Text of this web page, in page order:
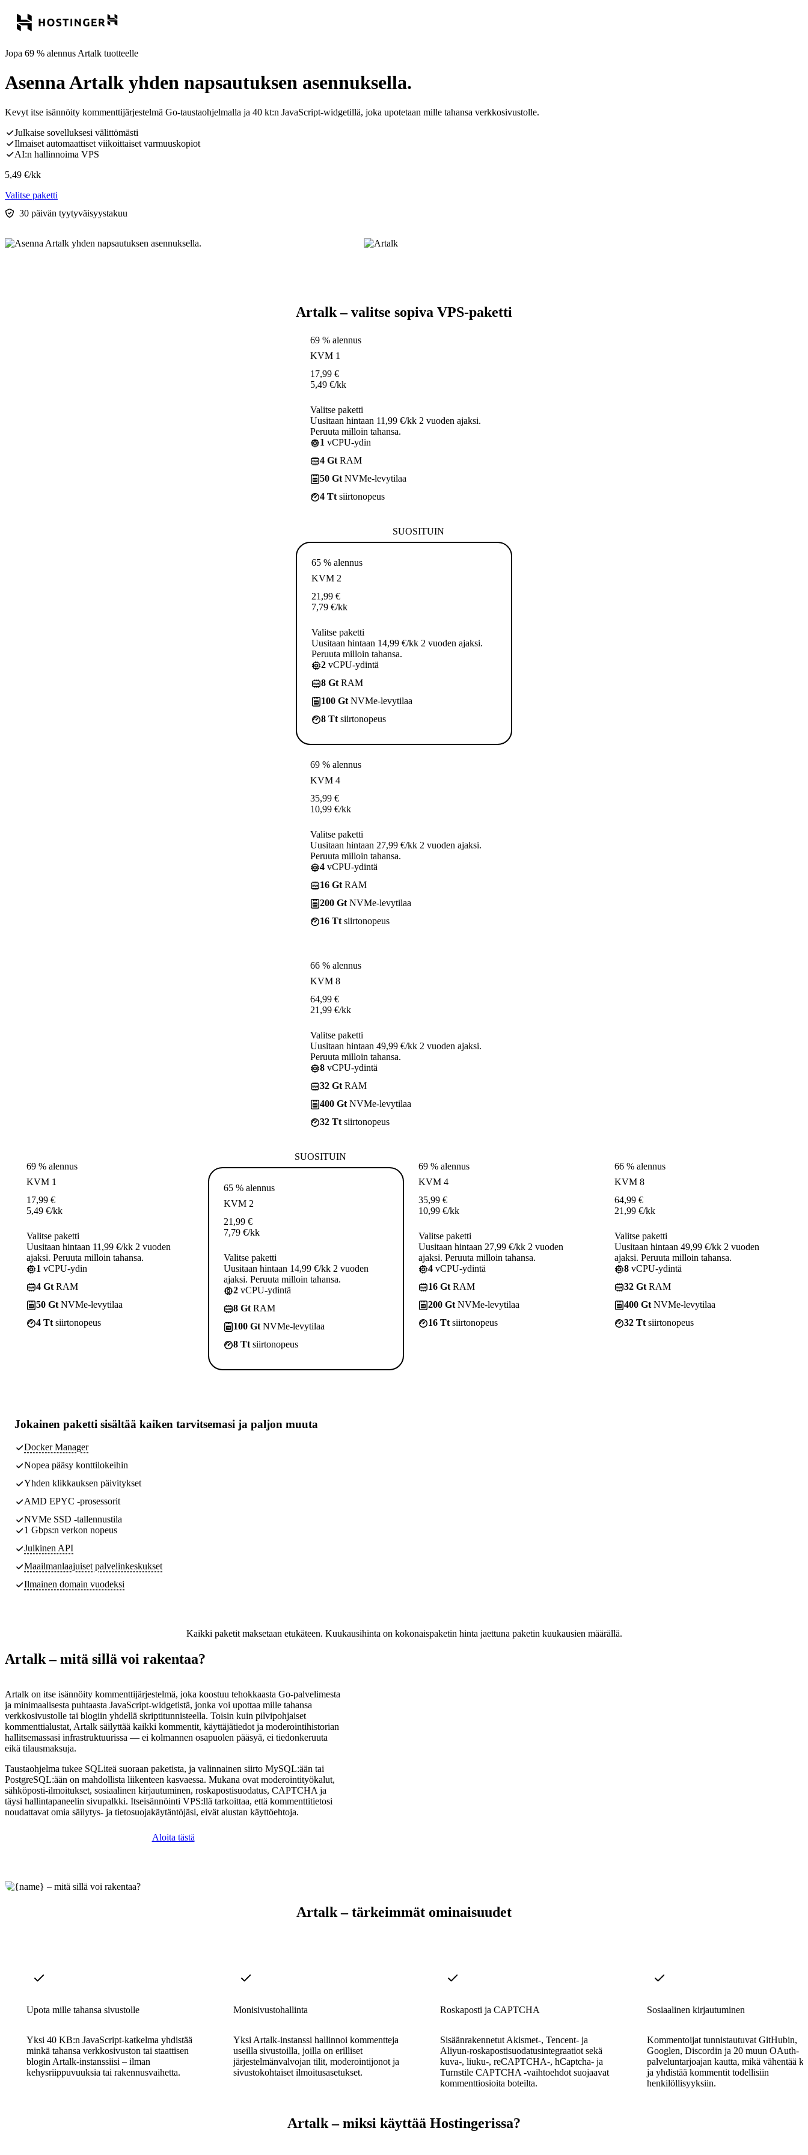
Jopa 69 % alennus Artalk tuotteelle
Asenna Artalk yhden napsautuksen asennuksella.
Kevyt itse isännöity kommenttijärjestelmä Go-taustaohjelmalla ja 40 kt:n JavaScript-widgetillä, joka upotetaan mille tahansa verkkosivustolle.
Julkaise sovelluksesi välittömästi
Ilmaiset automaattiset viikoittaiset varmuuskopiot
AI:n hallinnoima VPS
5,49 €/kk
Valitse paketti
30 päivän tyytyväisyystakuu
Artalk – valitse sopiva VPS-paketti
69 % alennus
KVM 1
17,99 €
5,49 €/kk
Valitse paketti
Uusitaan hintaan 11,99 €/kk 2 vuoden ajaksi.
Peruuta milloin tahansa.
1 vCPU-ydin
4 Gt RAM
50 Gt NVMe-levytilaa
4 Tt siirtonopeus
SUOSITUIN
65 % alennus
KVM 2
21,99 €
7,79 €/kk
Valitse paketti
Uusitaan hintaan 14,99 €/kk 2 vuoden ajaksi.
Peruuta milloin tahansa.
2 vCPU-ydintä
8 Gt RAM
100 Gt NVMe-levytilaa
8 Tt siirtonopeus
69 % alennus
KVM 4
35,99 €
10,99 €/kk
Valitse paketti
Uusitaan hintaan 27,99 €/kk 2 vuoden ajaksi.
Peruuta milloin tahansa.
4 vCPU-ydintä
16 Gt RAM
200 Gt NVMe-levytilaa
16 Tt siirtonopeus
66 % alennus
KVM 8
64,99 €
21,99 €/kk
Valitse paketti
Uusitaan hintaan 49,99 €/kk 2 vuoden ajaksi.
Peruuta milloin tahansa.
8 vCPU-ydintä
32 Gt RAM
400 Gt NVMe-levytilaa
32 Tt siirtonopeus
69 % alennus
KVM 1
17,99 €
5,49 €/kk
Valitse paketti
Uusitaan hintaan 11,99 €/kk 2 vuoden
ajaksi. Peruuta milloin tahansa.
1 vCPU-ydin
4 Gt RAM
50 Gt NVMe-levytilaa
4 Tt siirtonopeus
SUOSITUIN
65 % alennus
KVM 2
21,99 €
7,79 €/kk
Valitse paketti
Uusitaan hintaan 14,99 €/kk 2 vuoden
ajaksi. Peruuta milloin tahansa.
2 vCPU-ydintä
8 Gt RAM
100 Gt NVMe-levytilaa
8 Tt siirtonopeus
69 % alennus
KVM 4
35,99 €
10,99 €/kk
Valitse paketti
Uusitaan hintaan 27,99 €/kk 2 vuoden
ajaksi. Peruuta milloin tahansa.
4 vCPU-ydintä
16 Gt RAM
200 Gt NVMe-levytilaa
16 Tt siirtonopeus
66 % alennus
KVM 8
64,99 €
21,99 €/kk
Valitse paketti
Uusitaan hintaan 49,99 €/kk 2 vuoden
ajaksi. Peruuta milloin tahansa.
8 vCPU-ydintä
32 Gt RAM
400 Gt NVMe-levytilaa
32 Tt siirtonopeus
Jokainen paketti sisältää kaiken tarvitsemasi ja paljon muuta
Docker Manager
Nopea pääsy konttilokeihin
Yhden klikkauksen päivitykset
AMD EPYC -prosessorit
NVMe SSD -tallennustila
1 Gbps:n verkon nopeus
Julkinen API
Maailmanlaajuiset palvelinkeskukset
Ilmainen domain vuodeksi
Kaikki paketit maksetaan etukäteen. Kuukausihinta on kokonaispaketin hinta jaettuna paketin kuukausien määrällä.
Artalk – mitä sillä voi rakentaa?
Artalk on itse isännöity kommenttijärjestelmä, joka koostuu tehokkaasta Go-palvelimesta
ja minimaalisesta puhtaasta JavaScript-widgetistä, jonka voi upottaa mille tahansa
verkkosivustolle tai blogiin yhdellä skriptitunnisteella. Toisin kuin pilvipohjaiset
kommenttialustat, Artalk säilyttää kaikki kommentit, käyttäjätiedot ja moderointihistorian
hallitsemassasi infrastruktuurissa — ei kolmannen osapuolen pääsyä, ei tiedonkeruuta
eikä tilausmaksuja.
Taustaohjelma tukee SQLiteä suoraan paketista, ja valinnainen siirto MySQL:ään tai
PostgreSQL:ään on mahdollista liikenteen kasvaessa. Mukana ovat moderointityökalut,
sähköposti-ilmoitukset, sosiaalinen kirjautuminen, roskapostisuodatus, CAPTCHA ja
täysi hallintapaneelin sivupalkki. Itseisännöinti VPS:llä tarkoittaa, että kommenttitietosi
noudattavat omia säilytys- ja tietosuojakäytäntöjäsi, eivät alustan käyttöehtoja.
Aloita tästä
Artalk – tärkeimmät ominaisuudet
Upota mille tahansa sivustolle
Yksi 40 KB:n JavaScript-katkelma yhdistää
minkä tahansa verkkosivuston tai staattisen
blogin Artalk-instanssiisi – ilman
kehysriippuvuuksia tai rakennusvaihetta.
Monisivustohallinta
Yksi Artalk-instanssi hallinnoi kommentteja
useilla sivustoilla, joilla on erilliset
järjestelmänvalvojan tilit, moderointijonot ja
sivustokohtaiset ilmoitusasetukset.
Roskaposti ja CAPTCHA
Sisäänrakennetut Akismet-, Tencent- ja
Aliyun-roskapostisuodatusintegraatiot sekä
kuva-, liuku-, reCAPTCHA-, hCaptcha- ja
Turnstile CAPTCHA -vaihtoehdot suojaavat
kommenttiosioita boteilta.
Sosiaalinen kirjautuminen
Kommentoijat tunnistautuvat GitHubin,
Googlen, Discordin ja 20 muun OAuth-
palveluntarjoajan kautta, mikä vähentää
ja yhdistää kommentit todellisiin
henkilöllisyyksiin.
Artalk – miksi käyttää Hostingerissa?